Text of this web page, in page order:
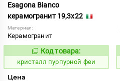
Esagona Bianco
керамогранит 19,3x22
Материал:
Керамогранит
821988
Код товара:
кристалл пурпурной феи
Цена